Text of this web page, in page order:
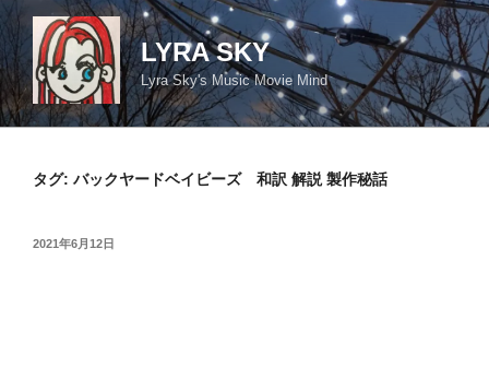
コ
ン
テ
ン
ツ
LYRA SKY
Lyra Sky's Music Movie Mind
タグ: バックヤードベイビーズ 和訳 解説 製作秘話
投
2021年6月12日